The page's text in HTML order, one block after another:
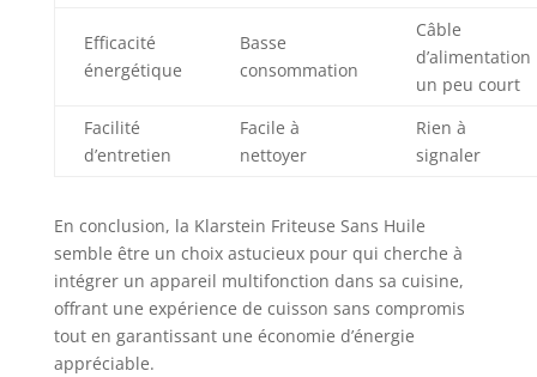
Efficacité
énergétique
Basse
consommation
Câble
d’alimentation
un peu court
Facilité
d’entretien
Facile à
nettoyer
Rien à
signaler
En conclusion, la Klarstein Friteuse Sans Huile
semble être un choix astucieux pour qui cherche à
intégrer un appareil multifonction dans sa cuisine,
offrant une expérience de cuisson sans compromis
tout en garantissant une économie d’énergie
appréciable.